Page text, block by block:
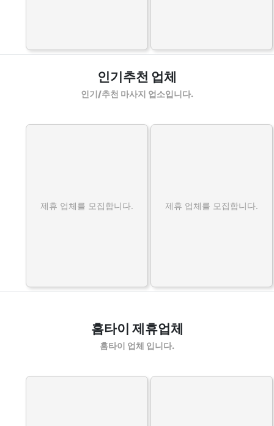
인기추천 업체
인기/추천 마사지 업소입니다.
제휴 업체를 모집합니다. 제휴 업체를 모집합니다.
홈타이 제휴업체
홈타이 업체 입니다.